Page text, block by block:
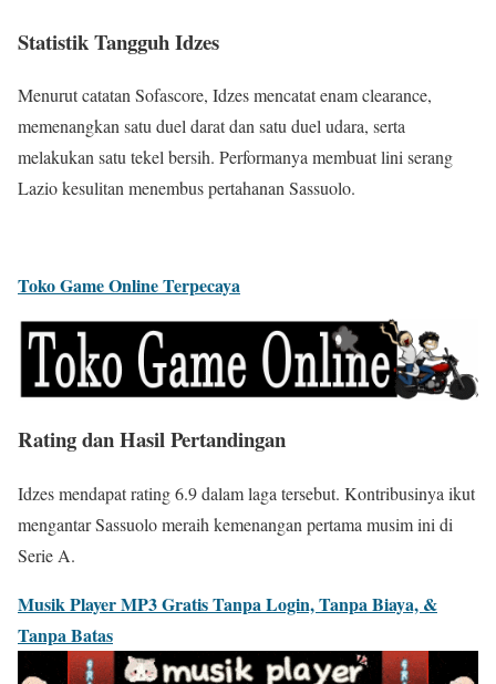
Statistik Tangguh Idzes
Menurut catatan Sofascore, Idzes mencatat enam clearance,
memenangkan satu duel darat dan satu duel udara, serta
melakukan satu tekel bersih. Performanya membuat lini serang
Lazio kesulitan menembus pertahanan Sassuolo.
Toko Game Online Terpecaya
Rating dan Hasil Pertandingan
Idzes mendapat rating 6.9 dalam laga tersebut. Kontribusinya ikut
mengantar Sassuolo meraih kemenangan pertama musim ini di
Serie A.
Musik Player MP3 Gratis Tanpa Login, Tanpa Biaya, &
Tanpa Batas